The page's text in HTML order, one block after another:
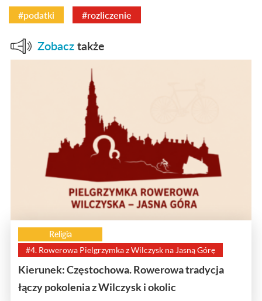
#podatki #rozliczenie
Zobacz także
Religia
#4. Rowerowa Pielgrzymka z Wilczysk na Jasną Górę
Kierunek: Częstochowa. Rowerowa tradycja
łączy pokolenia z Wilczysk i okolic